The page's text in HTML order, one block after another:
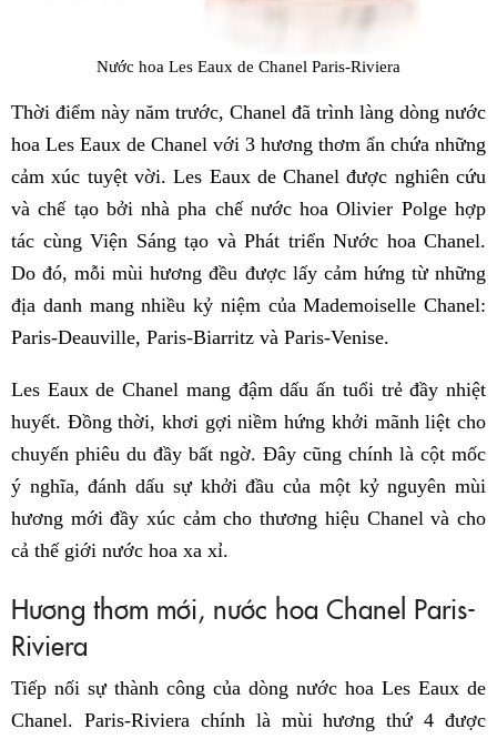
Nước hoa Les Eaux de Chanel Paris-Riviera
Thời điểm này năm trước, Chanel đã trình làng dòng nước
hoa Les Eaux de Chanel với 3 hương thơm ẩn chứa những
cảm xúc tuyệt vời. Les Eaux de Chanel được nghiên cứu
và chế tạo bởi nhà pha chế nước hoa Olivier Polge hợp
tác cùng Viện Sáng tạo và Phát triển Nước hoa Chanel.
Do đó, mỗi mùi hương đều được lấy cảm hứng từ những
địa danh mang nhiều kỷ niệm của Mademoiselle Chanel:
Paris-Deauville, Paris-Biarritz và Paris-Venise.
Les Eaux de Chanel mang đậm dấu ấn tuổi trẻ đầy nhiệt
huyết. Đồng thời, khơi gợi niềm hứng khởi mãnh liệt cho
chuyến phiêu du đầy bất ngờ. Đây cũng chính là cột mốc
ý nghĩa, đánh dấu sự khởi đầu của một kỷ nguyên mùi
hương mới đầy xúc cảm cho thương hiệu Chanel và cho
cả thế giới nước hoa xa xỉ.
Hương thơm mới, nước hoa Chanel Paris-
Riviera
Tiếp nối sự thành công của dòng nước hoa Les Eaux de
Chanel. Paris-Riviera chính là mùi hương thứ 4 được